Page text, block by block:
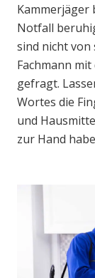
Kammerjäger
Notfall
sind nicht von
Fachmann
gefragt.
Wortes die
und
zur Hand